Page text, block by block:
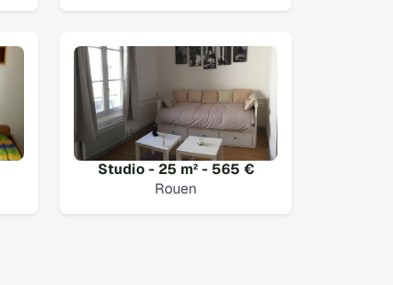
Studio - 25 m² - 565 €
Rouen